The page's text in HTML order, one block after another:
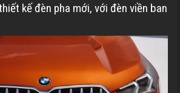
kế đèn pha mới, với đèn viền ban